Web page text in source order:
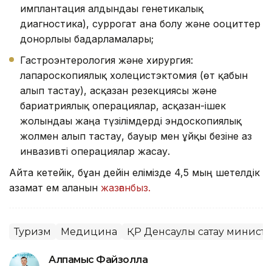
имплантация алдындағы генетикалық
диагностика), суррогат ана болу және ооциттер
донорлығы бағдарламалары;
Гастроэнтерология және хирургия:
лапароскопиялық холецистэктомия (өт қабын
алып тастау), асқазан резекциясы және
бариатриялық операциялар, асқазан-ішек
жолындағы жаңа түзілімдерді эндоскопиялық
жолмен алып тастау, бауыр мен ұйқы безіне аз
инвазивті операциялар жасау.
Айта кетейік, бұған дейін елімізде 4,5 мың шетелдік
азамат ем алғанын жазғанбыз.
Туризм Медицина ҚР Денсаулық сақтау
Алпамыс Файзолла